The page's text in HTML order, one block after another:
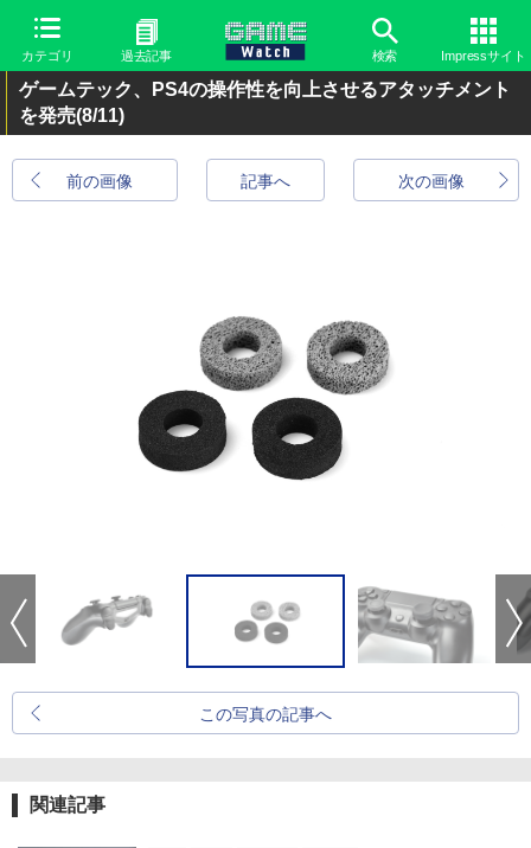
カテゴリ 過去記事 検索 Impressサイト
ゲームテック、PS4の操作性を向上させるアタッチメント
を発売(8/11)
前の画像 次の画像
記事へ
この写真の記事へ
関連記事